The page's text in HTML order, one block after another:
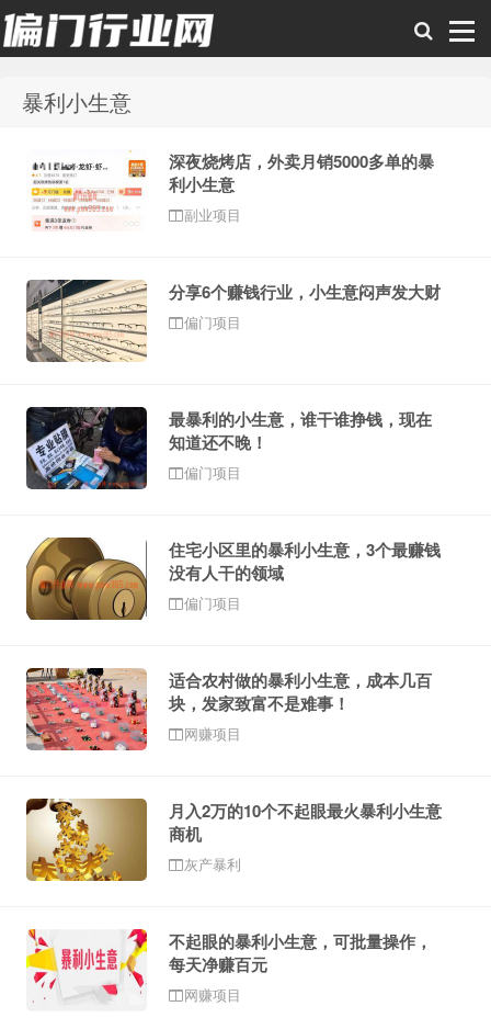
暴利小生意
深夜烧烤店，外卖月销5000多单的暴
利小生意
副业项目
分享6个赚钱行业，小生意闷声发大财
偏门项目
最暴利的小生意，谁干谁挣钱，现在
知道还不晚！
偏门项目
住宅小区里的暴利小生意，3个最赚钱
没有人干的领域
偏门项目
适合农村做的暴利小生意，成本几百
块，发家致富不是难事！
网赚项目
月入2万的10个不起眼最火暴利小生意
商机
灰产暴利
不起眼的暴利小生意，可批量操作，
每天净赚百元
网赚项目